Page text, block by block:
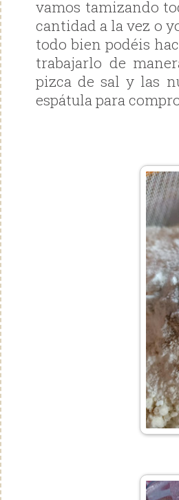
vamos tamizando
cantidad a la vez o
todo bien podéis
trabajarlo de
pizca de sal y las
espátula para